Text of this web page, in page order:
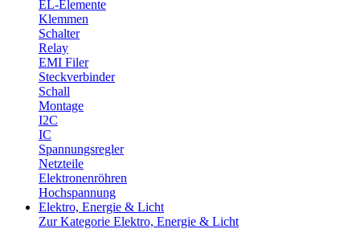
EL-Elemente
Klemmen
Schalter
Relay
EMI Filer
Steckverbinder
Schall
Montage
I2C
IC
Spannungsregler
Netzteile
Elektronenröhren
Hochspannung
Elektro, Energie & Licht
Zur Kategorie Elektro, Energie & Licht